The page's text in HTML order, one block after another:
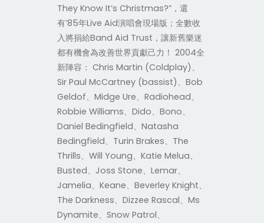
They Know It’s Christmas?”，還
有’85年Live Aid演唱會現場版；全數收
入將捐給Band Aid Trust，讓新舊樂迷
都有機會為改善世界貢獻己力！ 2004全
新陣容： Chris Martin (Coldplay)、
Sir Paul McCartney (bassist)、Bob
Geldof、Midge Ure、Radiohead、
Robbie Williams、Dido、Bono、
Daniel Bedingfield、Natasha
Bedingfield、Turin Brakes、The
Thrills、Will Young、Katie Melua、
Busted、Joss Stone、Lemar、
Jamelia、Keane、Beverley Knight、
The Darkness、Dizzee Rascal、Ms
Dynamite、Snow Patrol、